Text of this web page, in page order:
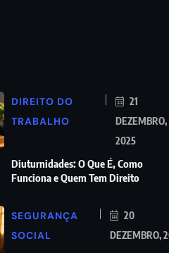
DIREITO DO
TRABALHO
21
DEZEMBRO,
2025
Diuturnidades: O Que É, Como
Funciona e Quem Tem Direito
SEGURANÇA
SOCIAL
20
DEZEMBRO,